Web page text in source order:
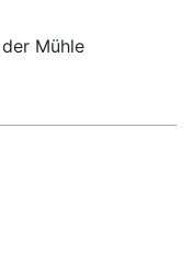
Mühle